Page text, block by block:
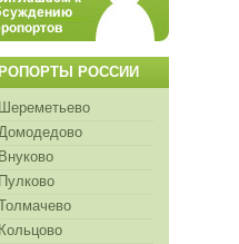
РОССИИ
Шереметьево
Внуково
Пулково
Кольцово